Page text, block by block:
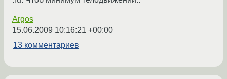
Argos
15.06.2009 10:16:21 +00:00
13 комментариев